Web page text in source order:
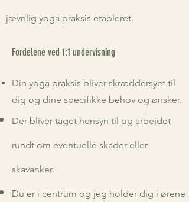
jævnlig yoga praksis etableret.
Fordelene ved 1:1 undervisning
Din yoga praksis bliver skræddersyet til
dig og dine specifikke behov og ønsker.
Der bliver taget hensyn til og arbejdet
rundt om eventuelle skader eller
skavanker.
Du er i centrum og jeg holder dig i ørene